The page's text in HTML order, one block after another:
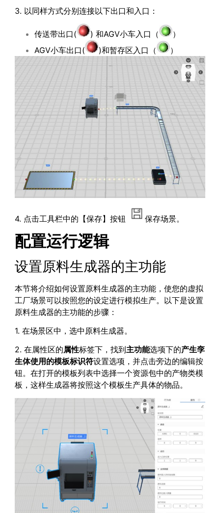
3. 以同样方式分别连接以下出口和入口：
传送带出口( ) 和AGV小车入口（
）
AGV小车出口(
)和暂存区入口（ ）
4. 点击工具栏中的【保存】按钮 保存场景。
配置运行逻辑
设置原料生成器的主功能
本节将介绍如何设置原料生成器的主功能，使您的虚拟
工厂场景可以按照您的设定进行模拟生产。以下是设置
原料生成器的主功能的步骤：
1. 在场景区中，选中原料生成器。
2. 在属性区的属性标签下，找到主功能选项下的产生孪
生体使用的模板标识符设置选项，并点击旁边的编辑按
钮。在打开的模板列表中选择一个资源包中的产物类模
板，这样生成器将按照这个模板生产具体的物品。